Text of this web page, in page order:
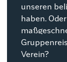
unseren
haben.
Verein?